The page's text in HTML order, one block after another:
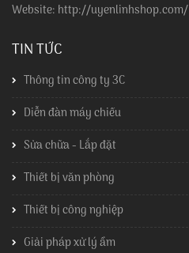
Website: http://uyenlinhshop.com/
TIN TỨC
Thông tin công ty 3C
Diễn đàn máy chiếu
Sửa chữa - Lắp đặt
Thiết bị văn phòng
Thiết bị công nghiệp
Giải pháp xử lý ẩm